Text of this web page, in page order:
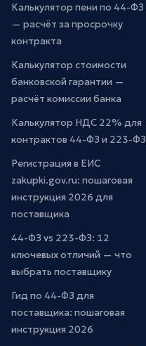
Калькулятор пени по 44-ФЗ
— расчёт за просрочку
контракта
Калькулятор стоимости
банковской гарантии —
расчёт комиссии банка
Калькулятор НДС 22% для
контрактов 44-ФЗ и 223-ФЗ
Регистрация в ЕИС
zakupki.gov.ru: пошаговая
инструкция 2026 для
поставщика
44-ФЗ vs 223-ФЗ: 12
ключевых отличий — что
выбрать поставщику
Гид по 44-ФЗ для
поставщика: пошаговая
инструкция 2026